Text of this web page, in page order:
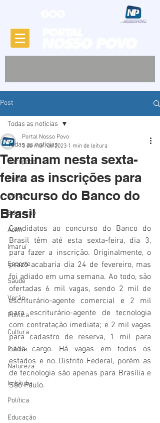
Post
Todas as notícias
Garopaba
Porto
Obras
Educação
Acim
Imaruí
Esporte
Saúde
Verão
Política
Cultura
Polícia
Natureza
Imbituba
Política
Educação
Todas as notícias
Terminam nesta sexta-
feira as inscrições para
concurso do Banco do
Brasil
Portal Nosso Povo
3 de mar. de 2023 1 min de leitura
Candidatos ao concurso do Banco do
Brasil têm até esta sexta-feira, dia 3,
para fazer a inscrição. Originalmente, o
prazo acabaria dia 24 de fevereiro, mas
foi adiado em uma semana. Ao todo, são
ofertadas 6 mil vagas, sendo 2 mil de
escriturário-agente comercial e 2 mil
para escriturário-agente de tecnologia
com contratação imediata; e 2 mil vagas
para cadastro de reserva, 1 mil para
cada cargo. Há vagas em todos os
estados e no Distrito Federal, porém as
de tecnologia são apenas para Brasília e
São Paulo.